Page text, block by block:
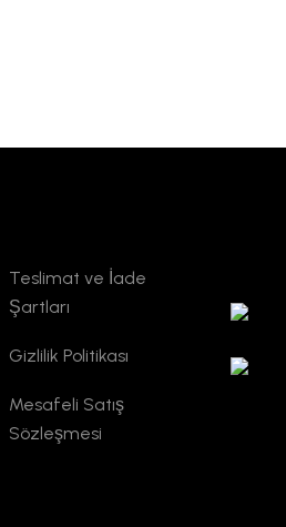
Teslimat ve İade
Şartları
Gizlilik Politikası
Mesafeli Satış
Sözleşmesi